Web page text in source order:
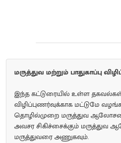
மருத்துவ மற்றும் பாதுகாப்பு
இந்த கட்டுரையில் உள்ள
விழிப்புணர்வுக்காக மட்டுமே
தொழில்முறை மருத்துவ
அவசர சிகிச்சைக்கும் மருத்துவ
மருத்துவரை அணுகவும்.